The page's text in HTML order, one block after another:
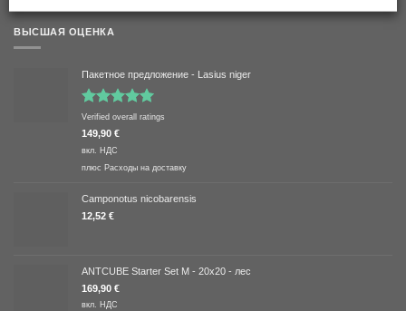
ВЫСШАЯ ОЦЕНКА
Пакетное предложение - Lasius niger
Оценка
5.00из 5
Verified overall ratings
149,90 €
вкл. НДС
плюс Расходы на доставку
Camponotus nicobarensis
12,52 €
ANTCUBE Starter Set M - 20x20 - лес
169,90 €
вкл. НДС